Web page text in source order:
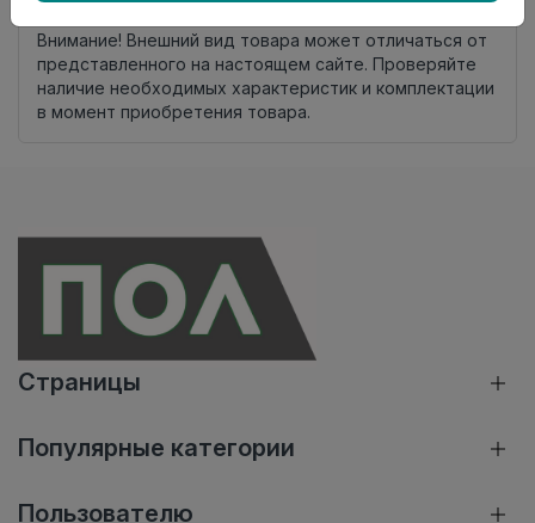
Внимание! Внешний вид товара может отличаться от
представленного на настоящем сайте. Проверяйте
наличие необходимых характеристик и комплектации
в момент приобретения товара.
Страницы
Популярные категории
Пользователю